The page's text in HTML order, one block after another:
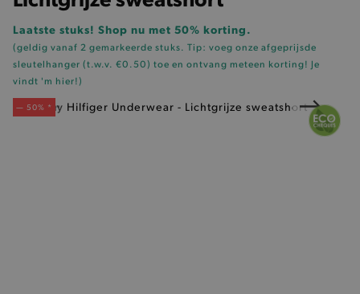
Laatste stuks! Shop nu met 50% korting.
(geldig vanaf 2 gemarkeerde stuks. Tip: voeg onze afgeprijsde
sleutelhanger (t.w.v. €0.50) toe en ontvang meteen korting! Je
vindt 'm hier!)
— 50% *